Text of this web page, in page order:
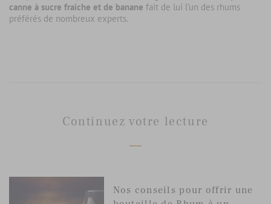
canne à sucre fraiche et de banane fait de lui l’un des rhums
préférés de nombreux experts.
Continuez votre lecture
Nos conseils pour offrir une